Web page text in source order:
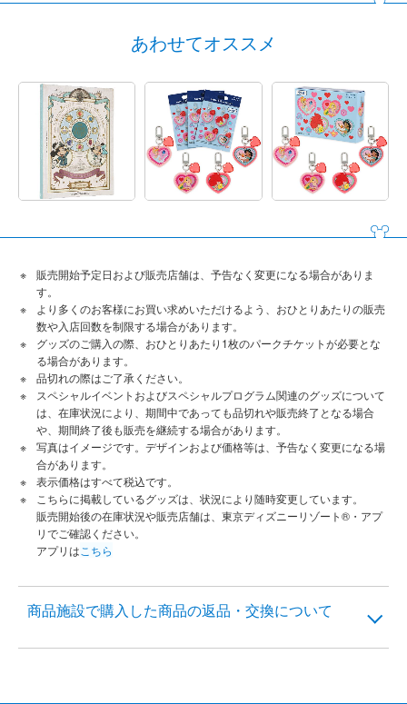
あわせてオススメ
販売開始予定日および販売店舗は、予告なく変更になる場合がありま
す。
より多くのお客様にお買い求めいただけるよう、おひとりあたりの販売
数や入店回数を制限する場合があります。
グッズのご購入の際、おひとりあたり1枚のパークチケットが必要とな
る場合があります。
品切れの際はご了承ください。
スペシャルイベントおよびスペシャルプログラム関連のグッズについて
は、在庫状況により、期間中であっても品切れや販売終了となる場合
や、期間終了後も販売を継続する場合があります。
写真はイメージです。デザインおよび価格等は、予告なく変更になる場
合があります。
表示価格はすべて税込です。
こちらに掲載しているグッズは、状況により随時変更しています。
販売開始後の在庫状況や販売店舗は、東京ディズニーリゾート®・アプ
リでご確認ください。
アプリは こちら
商品施設で購入した商品の返品・交換について